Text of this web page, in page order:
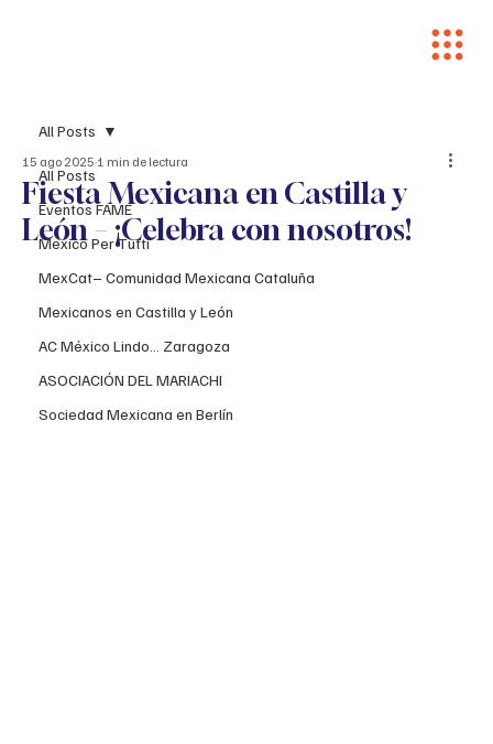
All Posts
Eventos FAME
Mexico Per Tutti
MexCat– Comunidad Mexicana Cataluña
Mexicanos en Castilla y León
AC México Lindo... Zaragoza
ASOCIACIÓN DEL MARIACHI
Sociedad Mexicana en Berlín
All Posts
Fiesta Mexicana en Castilla y
León – ¡Celebra con nosotros!
15 ago 2025 1 min de lectura